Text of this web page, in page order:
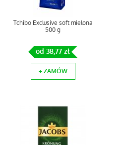
Tchibo Exclusive soft mielona
500 g
od 38,77 zł
+ ZAMÓW